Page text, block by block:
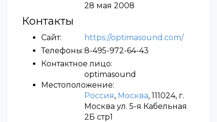
28 мая 2008
Контакты
Сайт:
https://optimasound.com/
Телефоны:8-495-972-64-43
Контактное лицо:
optimasound
Местоположение:
Россия, Москва, 111024, г.
Москва ул. 5-я Кабельная
2Б стр1